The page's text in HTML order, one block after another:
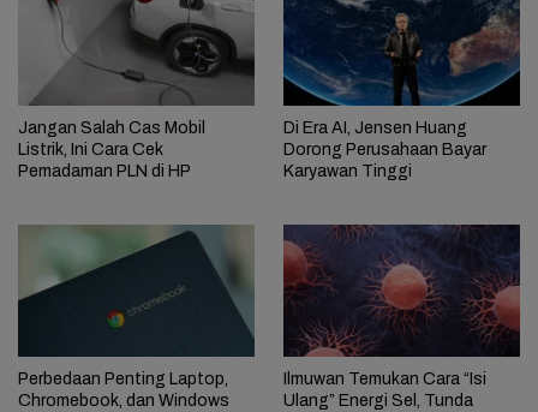
Jangan Salah Cas Mobil
Listrik, Ini Cara Cek
Pemadaman PLN di HP
Di Era AI, Jensen Huang
Dorong Perusahaan Bayar
Karyawan Tinggi
Perbedaan Penting Laptop,
Chromebook, dan Windows
Ilmuwan Temukan Cara “Isi
Ulang” Energi Sel, Tunda